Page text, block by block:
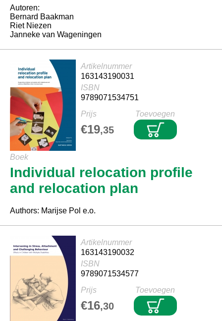
Autoren:
Bernard Baakman
Riet Niezen
Janneke van Wageningen
Boek
Individual relocation profile
and relocation plan
Authors: Marijse Pol e.o.
Prijs
€19,35
Toevoegen
Artikelnummer
163143190031
ISBN
9789071534751
Prijs
€16,30
Toevoegen
Artikelnummer
163143190032
ISBN
9789071534577